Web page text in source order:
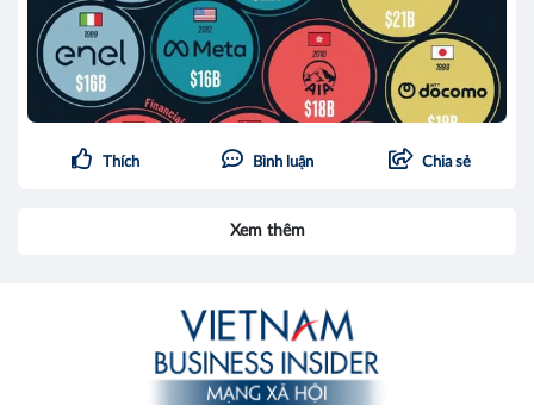
Thích Bình luận Chia sẻ
Xem thêm